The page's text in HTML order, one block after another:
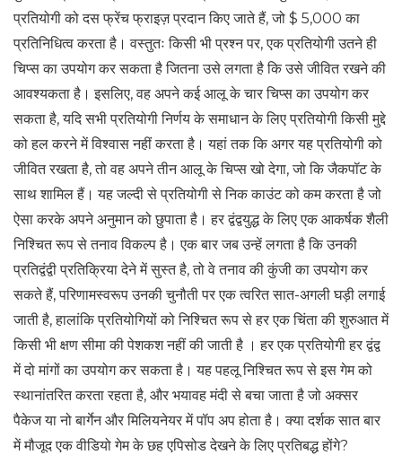
प्रतियोगी को दस फ्रेंच फ्राइज़ प्रदान किए जाते हैं, जो $ 5,000 का
प्रतिनिधित्व करता है। वस्तुतः किसी भी प्रश्न पर, एक प्रतियोगी उतने ही
चिप्स का उपयोग कर सकता है जितना उसे लगता है कि उसे जीवित रखने की
आवश्यकता है। इसलिए, वह अपने कई आलू के चार चिप्स का उपयोग कर
सकता है, यदि सभी प्रतियोगी निर्णय के समाधान के लिए प्रतियोगी किसी मुद्दे
को हल करने में विश्वास नहीं करता है। यहां तक ​​कि अगर यह प्रतियोगी को
जीवित रखता है, तो वह अपने तीन आलू के चिप्स खो देगा, जो कि जैकपॉट के
साथ शामिल हैं। यह जल्दी से प्रतियोगी से निक काउंट को कम करता है जो
ऐसा करके अपने अनुमान को छुपाता है। हर द्वंद्वयुद्ध के लिए एक आकर्षक शैली
निश्चित रूप से तनाव विकल्प है। एक बार जब उन्हें लगता है कि उनकी
प्रतिद्वंद्वी प्रतिक्रिया देने में सुस्त है, तो वे तनाव की कुंजी का उपयोग कर
सकते हैं, परिणामस्वरूप उनकी चुनौती पर एक त्वरित सात-अगली घड़ी लगाई
जाती है, हालांकि प्रतियोगियों को निश्चित रूप से हर एक चिंता की शुरुआत में
किसी भी क्षण सीमा की पेशकश नहीं की जाती है । हर एक प्रतियोगी हर द्वंद्व
में दो मांगों का उपयोग कर सकता है। यह पहलू निश्चित रूप से इस गेम को
स्थानांतरित करता रहता है, और भयावह मंदी से बचा जाता है जो अक्सर
पैकेज या नो बार्गेन और मिलियनेयर में पॉप अप होता है। क्या दर्शक सात बार
में मौजूद एक वीडियो गेम के छह एपिसोड देखने के लिए प्रतिबद्ध होंगे?